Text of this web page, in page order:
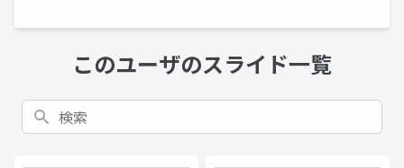
このユーザのスライド一覧
検索